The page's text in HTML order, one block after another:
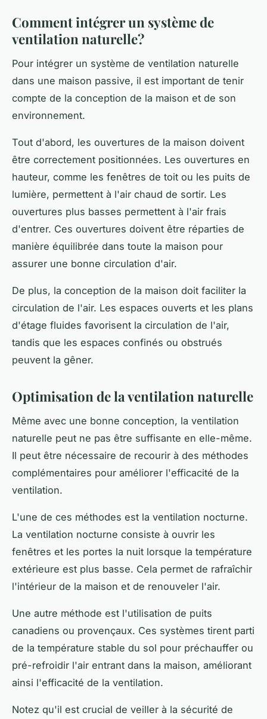
Comment intégrer un système de
ventilation naturelle?
Pour intégrer un système de ventilation naturelle
dans une maison passive, il est important de tenir
compte de la conception de la maison et de son
environnement.
Tout d'abord, les ouvertures de la maison doivent
être correctement positionnées. Les ouvertures en
hauteur, comme les fenêtres de toit ou les puits de
lumière, permettent à l'air chaud de sortir. Les
ouvertures plus basses permettent à l'air frais
d'entrer. Ces ouvertures doivent être réparties de
manière équilibrée dans toute la maison pour
assurer une bonne circulation d'air.
De plus, la conception de la maison doit faciliter la
circulation de l'air. Les espaces ouverts et les plans
d'étage fluides favorisent la circulation de l'air,
tandis que les espaces confinés ou obstrués
peuvent la gêner.
Optimisation de la ventilation naturelle
Même avec une bonne conception, la ventilation
naturelle peut ne pas être suffisante en elle-même.
Il peut être nécessaire de recourir à des méthodes
complémentaires pour améliorer l'efficacité de la
ventilation.
L'une de ces méthodes est la ventilation nocturne.
La ventilation nocturne consiste à ouvrir les
fenêtres et les portes la nuit lorsque la température
extérieure est plus basse. Cela permet de rafraîchir
l'intérieur de la maison et de renouveler l'air.
Une autre méthode est l'utilisation de puits
canadiens ou provençaux. Ces systèmes tirent parti
de la température stable du sol pour préchauffer ou
pré-refroidir l'air entrant dans la maison, améliorant
ainsi l'efficacité de la ventilation.
Notez qu'il est crucial de veiller à la sécurité de